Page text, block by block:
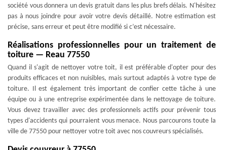
société vous donnera un devis gratuit dans les plus brefs délais. N'hésitez
pas à nous joindre pour avoir votre devis détaillé. Notre estimation est
précise, sans erreur et peut être modifié si c’est nécessaire.
Réalisations professionnelles pour un traitement de
toiture — Reau 77550
Quand il s'agit de nettoyer votre toit, il est préférable d'opter pour des
produits efficaces et non nuisibles, mais surtout adaptés à votre type de
toiture. Il est également très important de confier cette tâche à une
équipe ou à une entreprise expérimentée dans le nettoyage de toiture.
Vous devez travailler avec des professionnels actifs pour prévenir tous
types d'accidents qui pourraient vous menace. Nous parcourons toute la
ville de 77550 pour nettoyer votre toit avec nos couvreurs spécialisés.